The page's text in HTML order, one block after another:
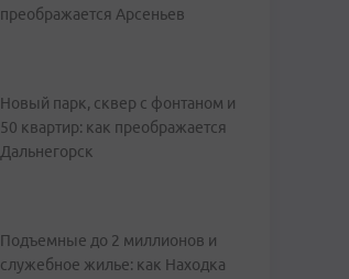
преображается Арсеньев
Новый парк, сквер с фонтаном и
50 квартир: как преображается
Дальнегорск
Подъемные до 2 миллионов и
служебное жилье: как Находка